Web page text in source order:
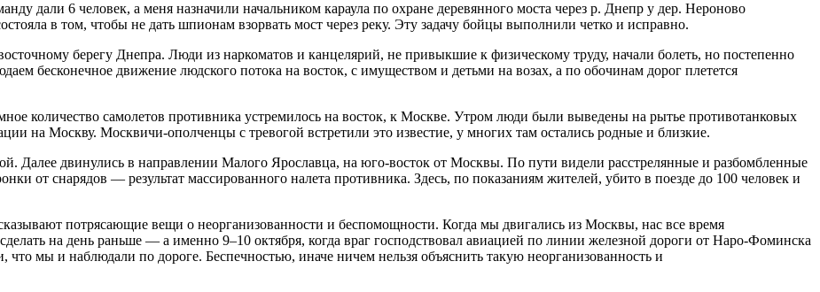
дали 6 человек, а меня назначили начальником караула по охране деревянного моста через р. Днепр у дер. Нероново
в том, чтобы не дать шпионам взорвать мост через реку. Эту задачу бойцы выполнили четко и исправно.
берегу Днепра. Люди из наркоматов и канцелярий, не привыкшие к физическому труду, начали болеть, но постепенно
бесконечное движение людского потока на восток, с имуществом и детьми на возах, а по обочинам дорог плетется
количество самолетов противника устремилось на восток, к Москве. Утром люди были выведены на рытье противотанковых
на Москву. Москвичи-ополченцы с тревогой встретили это известие, у многих там остались родные и близкие.
Далее двинулись в направлении Малого Ярославца, на юго-восток от Москвы. По пути видели расстрелянные и разбомбленные
от снарядов — результат массированного налета противника. Здесь, по показаниям жителей, убито в поезде до 100 человек и
потрясающие вещи о неорганизованности и беспомощности. Когда мы двигались из Москвы, нас все время
на день раньше — а именно 9–10 октября, когда враг господствовал авиацией по линии железной дороги от Наро-Фоминска
мы и наблюдали по дороге. Беспечностью, иначе ничем нельзя объяснить такую неорганизованность и